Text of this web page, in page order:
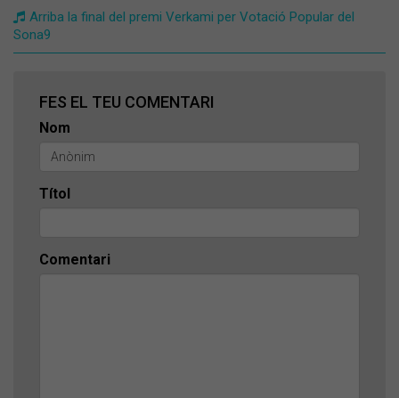
Arriba la final del premi Verkami per Votació Popular del
Sona9
FES EL TEU COMENTARI
Nom
Títol
Comentari